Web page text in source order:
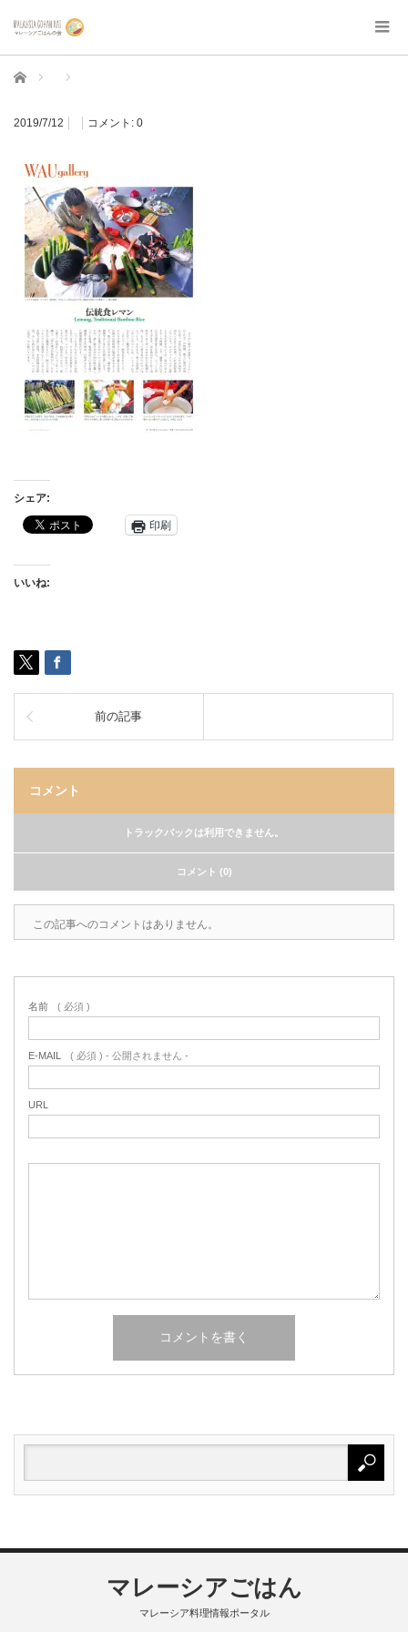
ホーム
2019/7/12 コメント: 0
シェア:
印刷
いいね:
前の記事
コメント
トラックバックは利用できません。
コメント (0)
この記事へのコメントはありません。
名前 ( 必須 )
E-MAIL ( 必須 ) - 公開されません -
URL
マレーシアごはん
マレーシア料理情報ポータル